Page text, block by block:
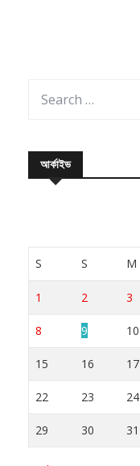
আর্কাইভ
S S M
1 2 3
8 9 10
15 16 17
22 23 24
29 30 31